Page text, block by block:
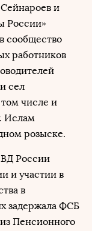
и
России»
сообщество
работников
сел
числе и
Ислам
розыске.
России
и участии в
в
задержала ФСБ
Пенсионного